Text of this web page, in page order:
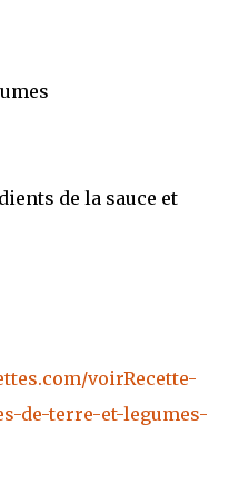
de la sauce et
voirRecette-
de-terre-et-legumes-